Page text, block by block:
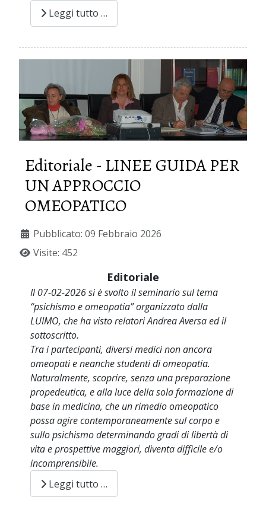
Leggi tutto …
Editoriale - LINEE GUIDA PER
UN APPROCCIO
OMEOPATICO
Pubblicato: 09 Febbraio 2026
Visite: 452
Editoriale
Il 07-02-2026 si è svolto il seminario sul tema
“psichismo e omeopatia” organizzato dalla
LUIMO, che ha visto relatori Andrea Aversa ed il
sottoscritto.
Tra i partecipanti, diversi medici non ancora
omeopati e neanche studenti di omeopatia.
Naturalmente, scoprire, senza una preparazione
propedeutica, e alla luce della sola formazione di
base in medicina, che un rimedio omeopatico
possa agire contemporaneamente sul corpo e
sullo psichismo determinando gradi di libertà di
vita e prospettive maggiori, diventa difficile e/o
incomprensibile.
Leggi tutto …